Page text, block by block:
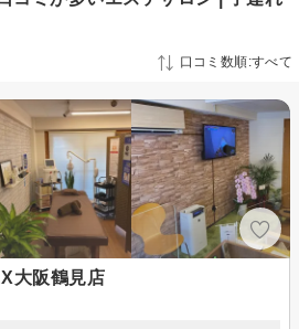
口コミ数順:すべて
大阪鶴見店